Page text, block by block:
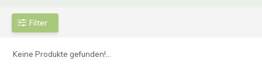
Filter
Keine Produkte gefunden!...